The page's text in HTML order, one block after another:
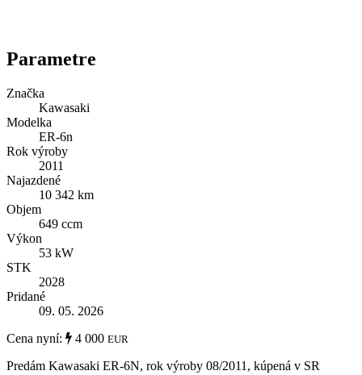
Parametre
Značka
Kawasaki
Modelka
ER-6n
Rok výroby
2011
Najazdené
10 342 km
Objem
649 ccm
Výkon
53 kW
STK
2028
Pridané
09. 05. 2026
Cena nyní:
4 000 EUR
Predám Kawasaki ER-6N, rok výroby 08/2011, kúpená v SR